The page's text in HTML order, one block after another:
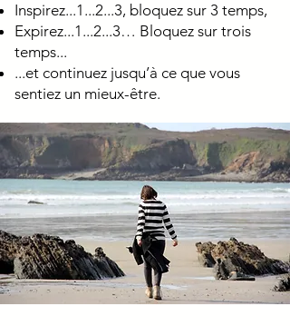
Inspirez...1...2...3, bloquez sur 3 temps,
Expirez...1...2...3… Bloquez sur trois
temps...
...et continuez jusqu’à ce que vous
sentiez un mieux-être.